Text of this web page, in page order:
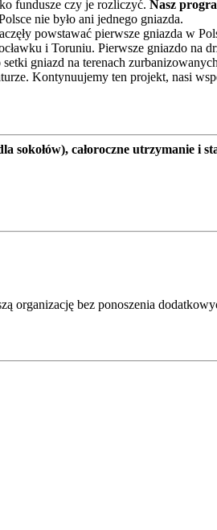
fundusze czy je rozliczyć. Nasz
nie było ani jednego gniazda.
powstawać pierwsze gniazda w
i Toruniu. Pierwsze gniazdo na
gniazd na terenach
Kontynuujemy ten projekt, nasi
sokołów), całoroczne utrzymanie i
organizację bez ponoszenia